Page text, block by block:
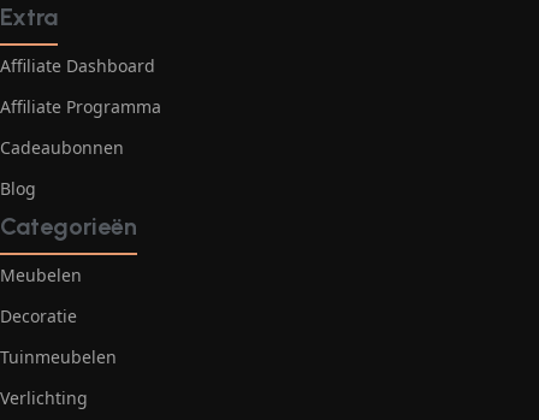
Extra
Affiliate Dashboard
Affiliate Programma
Cadeaubonnen
Blog
Categorieën
Meubelen
Decoratie
Tuinmeubelen
Verlichting